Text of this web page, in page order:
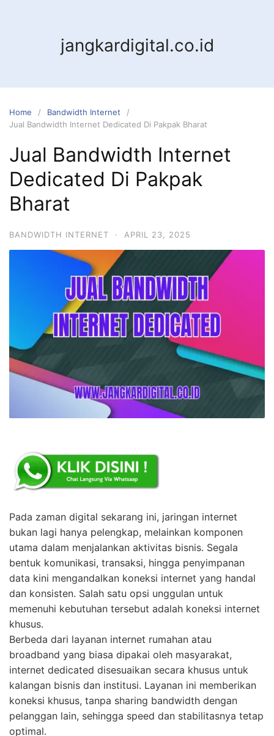
jangkardigital.co.id
Home
Bandwidth Internet
Jual Bandwidth Internet Dedicated Di Pakpak Bharat
Jual Bandwidth Internet
Dedicated Di Pakpak
Bharat
BANDWIDTH INTERNET · APRIL 23, 2025
Pada zaman digital sekarang ini, jaringan internet
bukan lagi hanya pelengkap, melainkan komponen
utama dalam menjalankan aktivitas bisnis. Segala
bentuk komunikasi, transaksi, hingga penyimpanan
data kini mengandalkan koneksi internet yang handal
dan konsisten. Salah satu opsi unggulan untuk
memenuhi kebutuhan tersebut adalah koneksi internet
khusus.
Berbeda dari layanan internet rumahan atau
broadband yang biasa dipakai oleh masyarakat,
internet dedicated disesuaikan secara khusus untuk
kalangan bisnis dan institusi. Layanan ini memberikan
koneksi khusus, tanpa sharing bandwidth dengan
pelanggan lain, sehingga speed dan stabilitasnya tetap
optimal.